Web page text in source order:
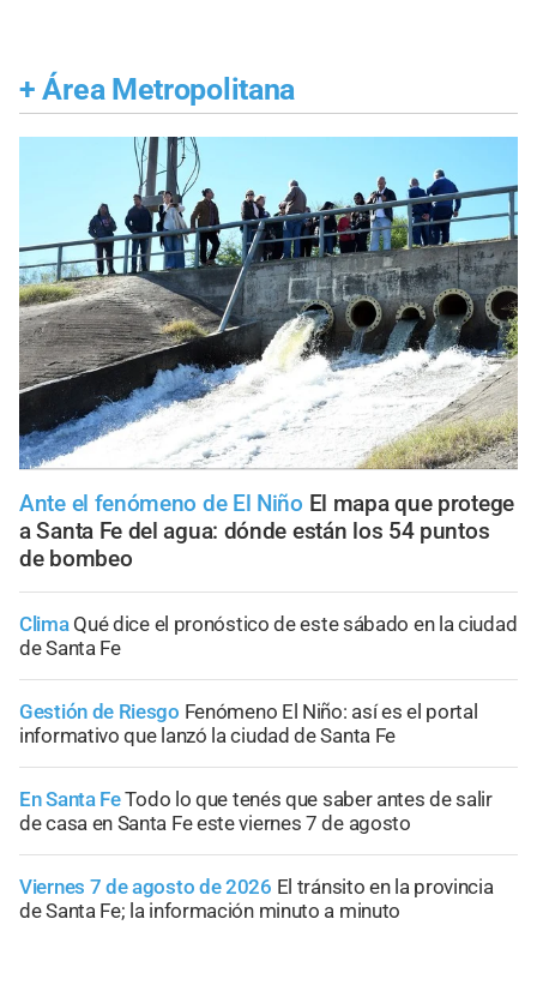
+ Área Metropolitana
Ante el fenómeno de El Niño El mapa que protege
a Santa Fe del agua: dónde están los 54 puntos
de bombeo
Clima Qué dice el pronóstico de este sábado en la ciudad
de Santa Fe
Gestión de Riesgo Fenómeno El Niño: así es el portal
informativo que lanzó la ciudad de Santa Fe
En Santa FeTodo lo que tenés que saber antes de salir
de casa en Santa Fe este viernes 7 de agosto
Viernes 7 de agosto de 2026 El tránsito en la provincia
de Santa Fe; la información minuto a minuto